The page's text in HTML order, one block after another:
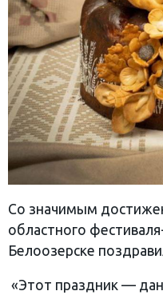
Со значимым
областного
Белоозерске
«Этот праздник —